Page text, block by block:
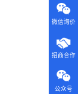
微信询价
招商合作
公众号